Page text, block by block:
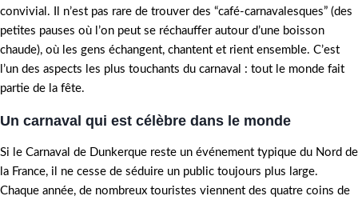
convivial. Il n’est pas rare de trouver des “café-carnavalesques” (des
petites pauses où l’on peut se réchauffer autour d’une boisson
chaude), où les gens échangent, chantent et rient ensemble. C’est
l’un des aspects les plus touchants du carnaval : tout le monde fait
partie de la fête.
Un carnaval qui est célèbre dans le monde
Si le Carnaval de Dunkerque reste un événement typique du Nord de
la France, il ne cesse de séduire un public toujours plus large.
Chaque année, de nombreux touristes viennent des quatre coins de